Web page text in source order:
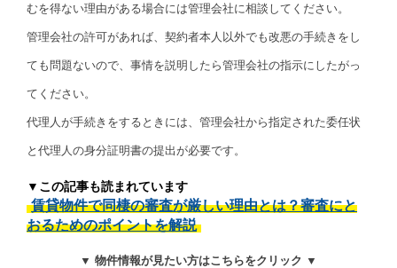
むを得ない理由がある場合には管理会社に相談してください。
管理会社の許可があれば、契約者本人以外でも改悪の手続きをし
ても問題ないので、事情を説明したら管理会社の指示にしたがっ
てください。
代理人が手続きをするときには、管理会社から指定された委任状
と代理人の身分証明書の提出が必要です。
▼この記事も読まれています
賃貸物件で同棲の審査が厳しい理由とは？審査にと
おるためのポイントを解説
▼ 物件情報が見たい方はこちらをクリック ▼